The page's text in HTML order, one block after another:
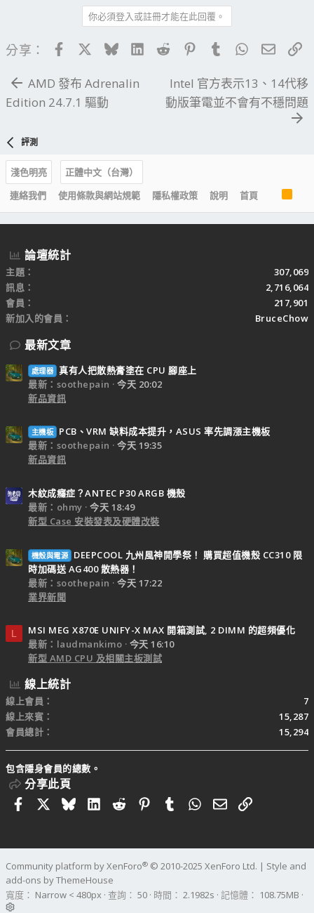
o
s
：
你必須登入或註冊才能在此回覆。
分享： FacebookBlueskyLinkedIn
Reddit PinterestTumblrWhatsApp
電子
AMD 發布 Adrenalin
Edition 24.7.1 驅動
Intel 官方表示13、14代移
動版筆電並不會有不穩問題
評測
淺色明亮
正體中文（台灣）
連絡我們
使用條款與網站規範 隱私權政策 說明 首頁
S
論壇統計
主題
307,069
訊息
2,716,064
會員
217,901
新加入的會員
BruceChow
最新文章
處理器 真有人把散熱膏塗在 CPU 腳座上
最新：soothepain
今天 20:02
新品資訊
主機板
PCB、VRM 缺料成本提升，ASUS 率先調漲主機板
最新：soothepain
今天 19:35
新品資訊
木紋成癮症？ANTEC P30 ARGB 機殼
最新：ohmy
今天 18:49
新型 Case 安裝發表及硬體改裝
機殼與電源
DEEPCOOL 九州風神開學祭！ 購買超值機殼 CC310 限
時加碼送 AG400 散熱器！
最新：soothepain
今天 17:22
業界新聞
L
MSI MEG X870E UNIFY-X MAX 開箱測試, 2 DIMM 的超頻優化
最新：laudmankimo
今天 16:10
新型 AMD CPU 及相關主板測試
線上統計
線上會員
7
線上來賓
15,287
會員總計
15,294
包含隱身會員的總數。
分享此頁
FacebookBlueskyLinkedIn
RedditPinterestTumblrWhatsApp
電子郵件
連結
Community platform by XenForo® © 2010-2025 XenForo Ltd. | Style and
add-ons by ThemeHouse
寬度
查詢 50 時間 2.1982s 記憶體 108.75MB